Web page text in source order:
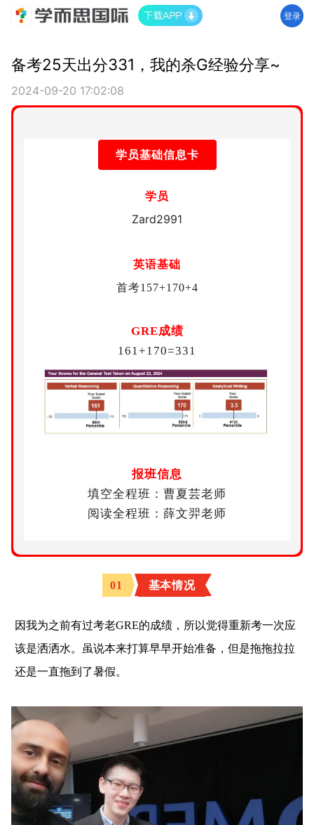
登录
备考25天出分331，我的杀G经验分享~
2024-09-20 17:02:08
学员基础信息卡
学员
Zard2991
英语基础
首考157+170+4
GRE成绩
161+170=331
报班信息
填空全程班：曹夏芸老师
阅读全程班：薛文羿老师
01 基本情况
因我为之前有过考老GRE的成绩，所以觉得重新考一次应
该是洒洒水。虽说本来打算早早开始准备，但是拖拖拉拉
还是一直拖到了暑假。